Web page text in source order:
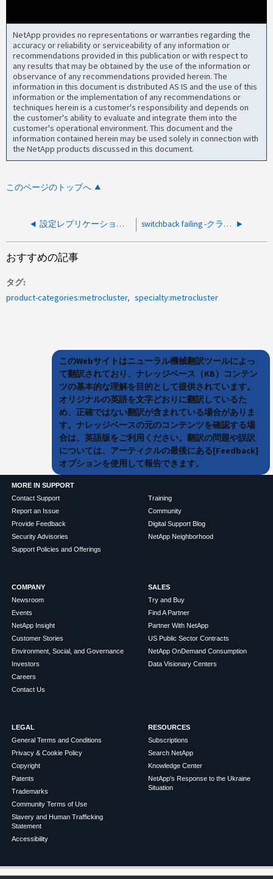
NetApp provides no representations or warranties regarding the
accuracy or reliability or serviceability of any information or
recommendations provided in this publication or with respect to
any results that may be obtained by the use of the information or
observance of any recommendations provided herein. The
information in this document is distributed AS IS and the use of this
information or the implementation of any recommendations or
techniques herein is a customer's responsibility and depends on
the customer's ability to evaluate and integrate them into the
customer's operational environment. This document and the
information contained herein may be used solely in connection with
the NetApp products discussed in this document.
このページのトップへ
設定レプリケーションサービスの準備が完了していないため、スイッチバックに失敗しました switchback failing -クラスタ内のレプリケーションユニットのオンラインステータスを確認できませんでした
おすすめの記事
タグ
product-categories:metrocluster
specialty:metrocluster
このWebサイトはニューラル機械翻訳ツールによっ
て翻訳されており、ナレッジベース（KB）コンテン
ツの基本的な理解を目的として提供されています。
オリジナルの英語を文字どおりに翻訳しているた
め、正確ではない翻訳が含まれている場合がありま
す。ナレッジベースの元のコンテンツを確認する場
合は、英語版をご利用ください。翻訳の問題や誤訳
については、アーティクルの最後にある[Feedback]
オプションを使用して報告できます。
MORE IN SUPPORT
Contact Support
Report an Issue
Provide Feedback
Security Advisories
Support Policies and Offerings
Training
Community
Digital Support Blog
NetApp Neighborhood
COMPANY
Newsroom
Events
NetApp Insight
Customer Stories
Environment, Social, and Governance
Investors
Careers
Contact Us
SALES
Try and Buy
Find A Partner
Partner With NetApp
US Public Sector Contracts
NetApp OnDemand Consumption
Data Visionary Centers
LEGAL
General Terms and Conditions
Privacy & Cookie Policy
Copyright
Patents
Trademarks
Community Terms of Use
Slavery and Human Trafficking
Statement
Accessibility
RESOURCES
Subscriptions
Search NetApp
Knowledge Center
NetApp's Response to the Ukraine
Situation